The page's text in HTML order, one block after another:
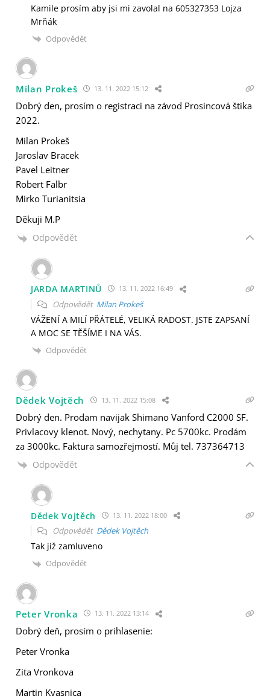
Kamile prosím aby jsi mi zavolal na 605327353 Lojza
Mrňák
Odpovědět
Milan Prokeš 13. 11. 2022 15:12
Dobrý den, prosím o registraci na závod Prosincová štika
2022.
Milan Prokeš
Jaroslav Bracek
Pavel Leitner
Robert Falbr
Mirko Turianitsia
Děkuji M.P
Odpovědět
JARDA MARTINŮ 13. 11. 2022 16:49
Odpovědět Milan Prokeš
VÁŽENÍ A MILÍ PŘÁTELÉ, VELIKÁ RADOST. JSTE ZAPSANÍ
A MOC SE TĚŠÍME I NA VÁS.
Odpovědět
Dědek Vojtěch 13. 11. 2022 15:08
Dobrý den. Prodam navijak Shimano Vanford C2000 SF.
Privlacovy klenot. Nový, nechytany. Pc 5700kc. Prodám
za 3000kc. Faktura samozřejmostí. Můj tel. 737364713
Odpovědět
Dědek Vojtěch 13. 11. 2022 18:00
Odpovědět Dědek Vojtěch
Tak již zamluveno
Odpovědět
Peter Vronka 13. 11. 2022 13:14
Dobrý deň, prosím o prihlasenie:
Peter Vronka
Zita Vronkova
Martin Kvasnica